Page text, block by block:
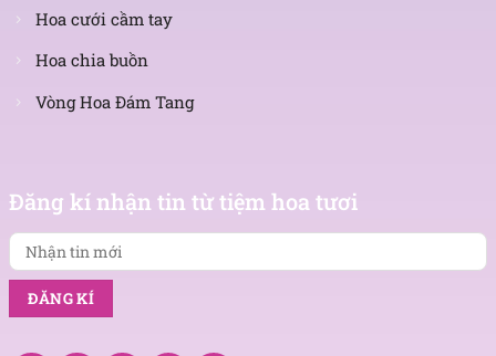
Hoa cưới cầm tay
Hoa chia buồn
Vòng Hoa Đám Tang
Đăng kí nhận tin từ tiệm hoa tươi
tin
mới